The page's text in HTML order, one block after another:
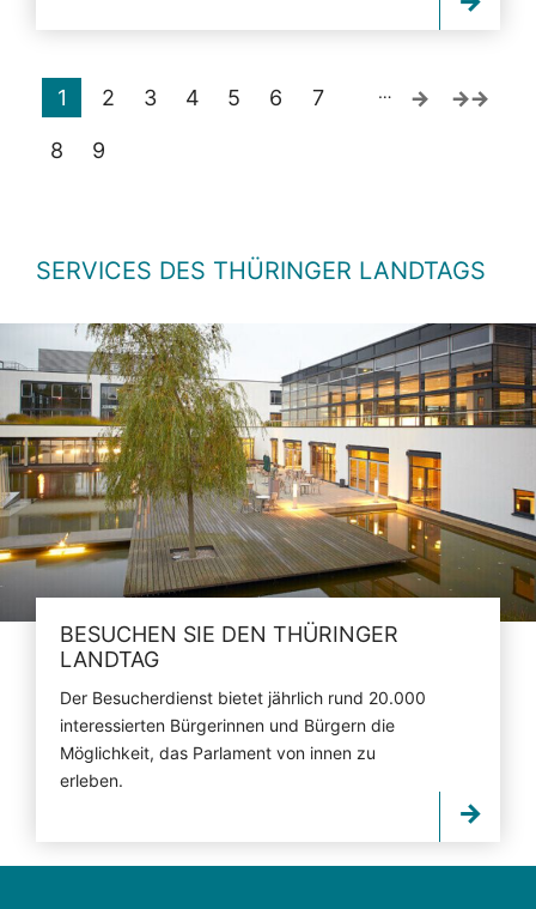
1 2 3 4 5 6 7
8 9
…
SERVICES DES THÜRINGER LANDTAGS
BESUCHEN SIE DEN THÜRINGER
LANDTAG
Der Besucherdienst bietet jährlich rund 20.000
interessierten Bürgerinnen und Bürgern die
Möglichkeit, das Parlament von innen zu
erleben.